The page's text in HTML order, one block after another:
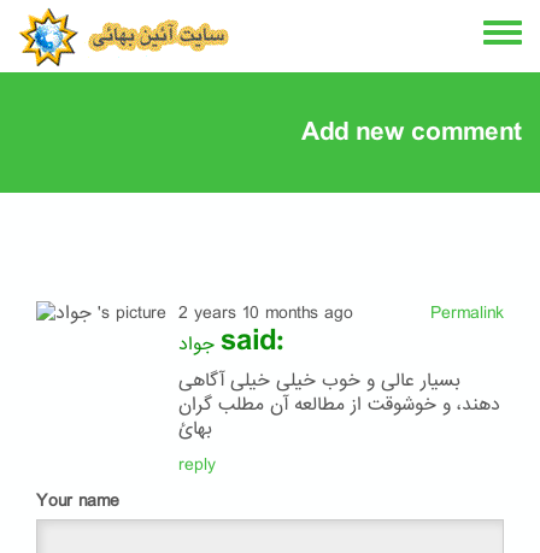
Skip
main
Add new comment
Permalink
2 years 10 months ago
said:
بسیار عالی و خوب خیلی خیلی آگاهی
دهند، و خوشوقت از مطالعه آن مطلب گران
بهائ
reply
Your name